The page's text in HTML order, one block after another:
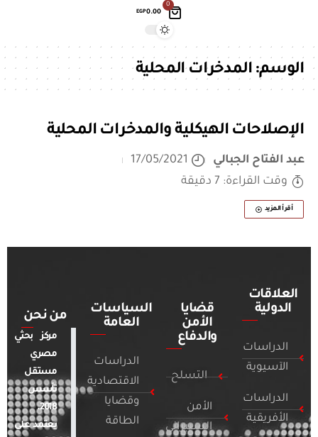
0
EGP0.00
الوسم:المدخرات المحلية
الإصلاحات الهيكلية والمدخرات المحلية
عبد الفتاح الجبالي
17/05/2021
وقت القراءة: 7 دقيقة
أقرأ المزيد
العلاقات
الدولية
الدراسات
الآسيوية
الدراسات
الأفريقية
قضايا
الأمن
والدفاع
التسلح
الأمن
السيبراني
السياسات
العامة
الدراسات
الاقتصادية
وقضايا
الطاقة
من نحن
مركز بحثي
مصري
مستقل
تأسس
2018.
يعتمد على